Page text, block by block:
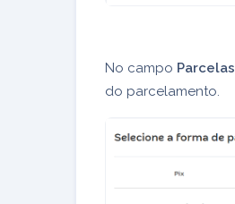
No campo Parcelas
do parcelamento.